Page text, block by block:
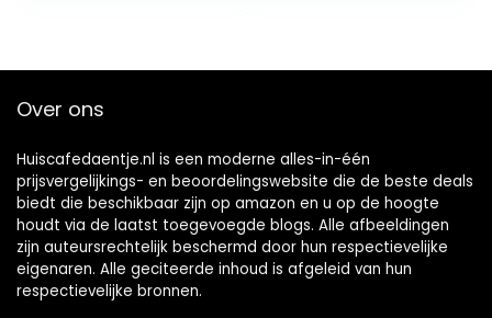
Over ons
Huiscafedaentje.nl is een moderne alles-in-één
prijsvergelijkings- en beoordelingswebsite die de beste deals
biedt die beschikbaar zijn op amazon en u op de hoogte
houdt via de laatst toegevoegde blogs. Alle afbeeldingen
zijn auteursrechtelijk beschermd door hun respectievelijke
eigenaren. Alle geciteerde inhoud is afgeleid van hun
respectievelijke bronnen.